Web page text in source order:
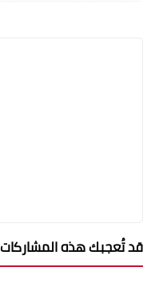
قد تُعجبك هذه المشاركات